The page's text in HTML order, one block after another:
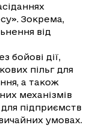
Зокрема,
від
бойові дії,
пільг для
а також
механізмів
підприємств
умовах.